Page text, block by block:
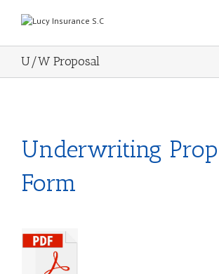
U/W Proposal
Underwriting
Form